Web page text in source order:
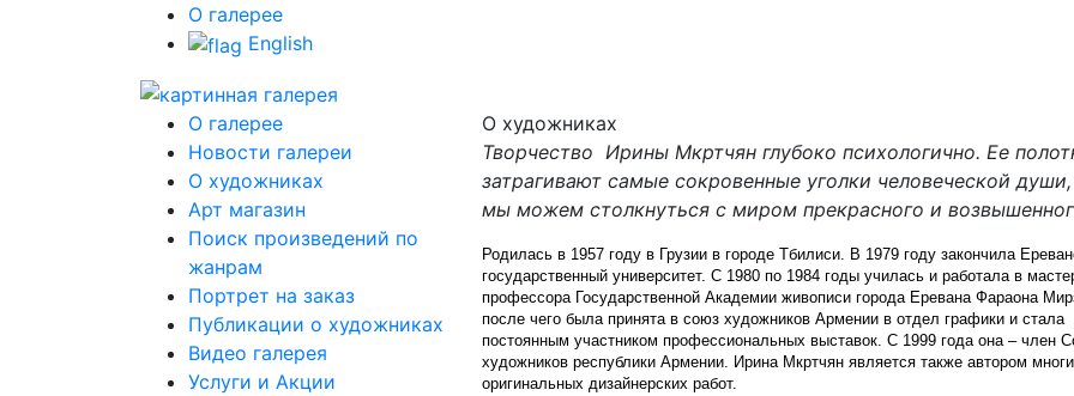
О галерее
English
О галерее
Новости галереи
О художниках
Арт магазин
Поиск произведений по
жанрам
Портрет на заказ
Публикации о художниках
Видео галерея
Услуги и Акции
О художниках
Творчество Ирины Мкртчян глубоко психологично. Ее
затрагивают самые сокровенные уголки человеческой души,
мы можем столкнуться с миром прекрасного и
Родилась в 1957 году в Грузии в городе Тбилиси. В 1979 году закончила
государственный университет. С 1980 по 1984 годы училась и работала в
профессора Государственной Академии живописи города Еревана Фараона
после чего была принята в союз художников Армении в отдел графики и стала
постоянным участником профессиональных выставок. С 1999 года она – член
художников республики Армении. Ирина Мкртчян является также автором
оригинальных дизайнерских работ.